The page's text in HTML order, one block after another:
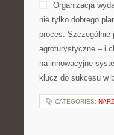
Organizacja
nie tylko dobrego
proces. Szczególnie
agroturystyczne – i
na innowacyjne
klucz do sukcesu w
CATEGORIES: